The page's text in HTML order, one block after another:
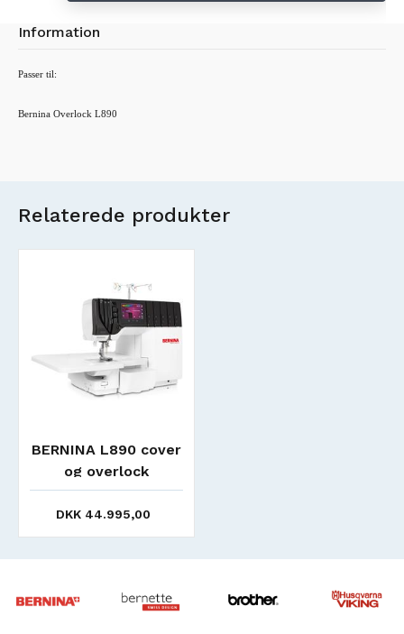
Information
Passer til:
Bernina Overlock L890
Relaterede produkter
BERNINA L890 cover
og overlock
DKK 44.995,00